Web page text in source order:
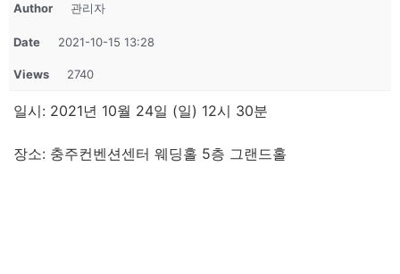
Author 관리자
Date 2021-10-15 13:28
Views 2740
일시: 2021년 10월 24일 (일) 12시 30분
장소: 충주컨벤션센터 웨딩홀 5층 그랜드홀